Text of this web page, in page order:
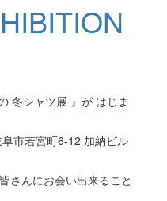
冬シャツ展 』が はじま
若宮町6-12 加納ビル
さんにお会い出来ること